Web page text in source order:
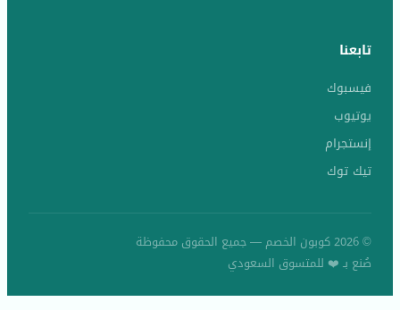
تابعنا
فيسبوك
يوتيوب
إنستجرام
تيك توك
© 2026 كوبون الخصم — جميع الحقوق محفوظة
صُنع بـ ❤️ للمتسوق السعودي